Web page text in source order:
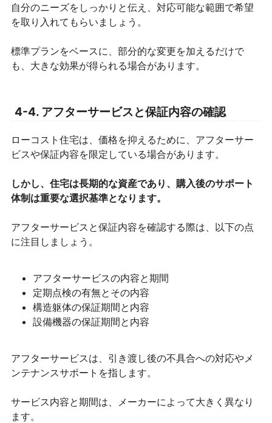
自分のニーズをしっかりと伝え、対応可能な範囲で希望
を取り入れてもらいましょう。
標準プランをベースに、部分的な変更を加えるだけで
も、大きな効果が得られる場合があります。
4-4. アフターサービスと保証内容の確認
ローコスト住宅は、価格を抑えるために、アフターサー
ビスや保証内容を限定している場合があります。
しかし、住宅は長期的な資産であり、購入後のサポート
体制は重要な選択基準となります。
アフターサービスと保証内容を確認する際は、以下の点
に注目しましょう。
アフターサービスの内容と期間
定期点検の有無とその内容
構造躯体の保証期間と内容
設備機器の保証期間と内容
アフターサービスは、引き渡し後の不具合への対応やメ
ンテナンスサポートを指します。
サービス内容と期間は、メーカーによって大きく異なり
ます。